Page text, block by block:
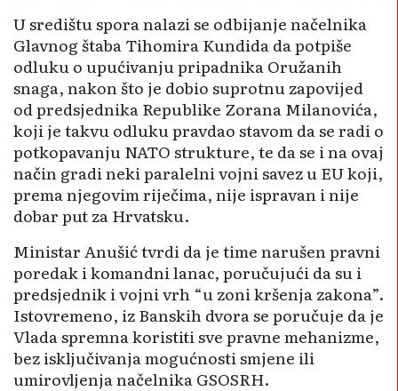
U središtu spora nalazi se odbijanje načelnika
Glavnog štaba Tihomira Kundida da potpiše
odluku o upućivanju pripadnika Oružanih
snaga, nakon što je dobio suprotnu zapovijed
od predsjednika Republike Zorana Milanovića,
koji je takvu odluku pravdao stavom da se radi o
potkopavanju NATO strukture, te da se i na ovaj
način gradi neki paralelni vojni savez u EU koji,
prema njegovim riječima, nije ispravan i nije
dobar put za Hrvatsku.
Ministar Anušić tvrdi da je time narušen pravni
poredak i komandni lanac, poručujući da su i
predsjednik i vojni vrh “u zoni kršenja zakona”.
Istovremeno, iz Banskih dvora se poručuje da je
Vlada spremna koristiti sve pravne mehanizme,
bez isključivanja mogućnosti smjene ili
umirovljenja načelnika GSOSRH.